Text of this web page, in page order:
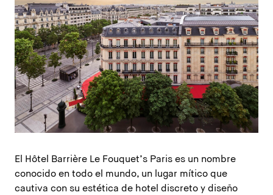
El Hôtel Barrière Le Fouquet’s Paris es un nombre
conocido en todo el mundo, un lugar mítico que
cautiva con su estética de hotel discreto y diseño